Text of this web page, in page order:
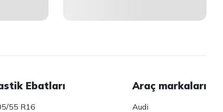
Ebatları
55 R16
Araç markaları
Audi